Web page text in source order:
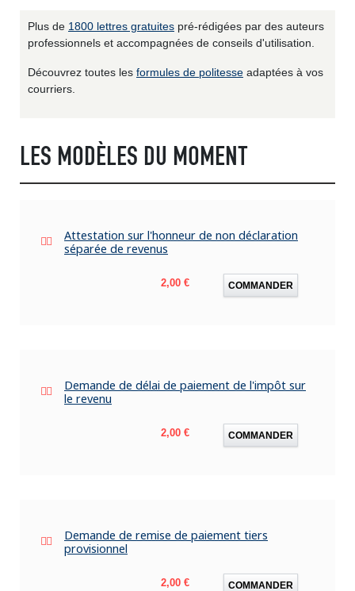
Plus de 1800 lettres gratuites pré-rédigées par des auteurs
professionnels et accompagnées de conseils d'utilisation.
Découvrez toutes les formules de politesse adaptées à vos
courriers.
LES MODÈLES DU MOMENT
Attestation sur l'honneur de non déclaration
séparée de revenus
Prix
2,00 € COMMANDER
Demande de délai de paiement de l'impôt sur
le revenu
Prix
2,00 € COMMANDER
Demande de remise de paiement tiers
provisionnel
Prix
2,00 € COMMANDER